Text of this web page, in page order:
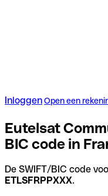
InloggenOpen een
Eutelsat
BIC code in
De SWIFT/BIC code
ETLSFRPPXXX.